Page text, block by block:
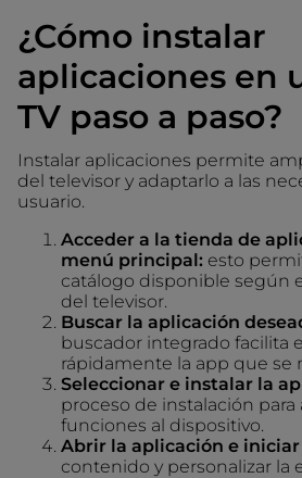
¿Cómo instalar
aplicaciones en
TV paso a paso?
Instalar aplicaciones permite
del televisor y adaptarlo a las
usuario.
Acceder a la tienda de
menú principal: esto
catálogo disponible según
del televisor.
Buscar la aplicación
buscador integrado facilita
rápidamente la app que se
Seleccionar e instalar la
proceso de instalación para
funciones al dispositivo.
Abrir la aplicación e iniciar
contenido y personalizar la